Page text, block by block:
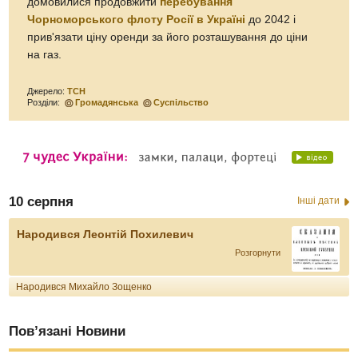
Чорноморського флоту Росії в Україні до 2042 і
прив'язати ціну оренди за його розташування до ціни
на газ.
Джерело:ТСН
Розділи:
Громадянська Суспільство
10 серпня Інші дати
Народився Леонтій Похилевич
Розгорнути
Народився Михайло Зощенко
Пов’язані Новини